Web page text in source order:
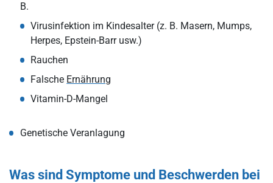
B.
Virusinfektion im Kindesalter (z. B. Masern, Mumps,
Herpes, Epstein-Barr usw.)
Rauchen
Falsche Ernährung
Vitamin-D-Mangel
Genetische Veranlagung
Was sind Symptome und Beschwerden bei